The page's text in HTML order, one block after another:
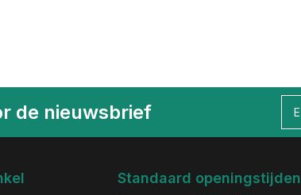
de nieuwsbrief
Standaard openingstijden